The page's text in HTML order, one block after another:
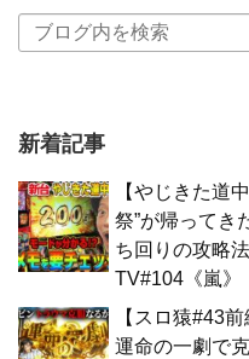
新着記事
【やじきた道
祭”が帰ってき
ち回りの攻略
TV#104《嵐》
【スロ猿#43
運命の一劇で